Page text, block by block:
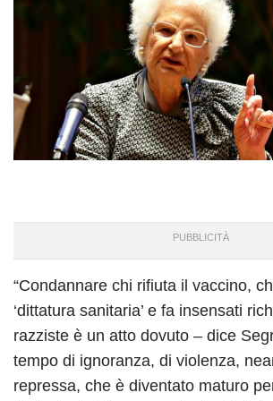
“Condannare chi rifiuta il vaccino,
‘dittatura sanitaria’ e fa insensati
razziste è un atto dovuto – dice
tempo di ignoranza, di violenza,
repressa, che è diventato maturo